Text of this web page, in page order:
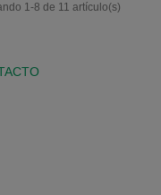
1-8 de 11 artículo(s)